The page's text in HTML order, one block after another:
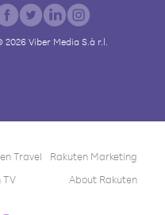
2026Viber Media S.à r.l.
Travel
Rakuten Marketing
TV About Rakuten